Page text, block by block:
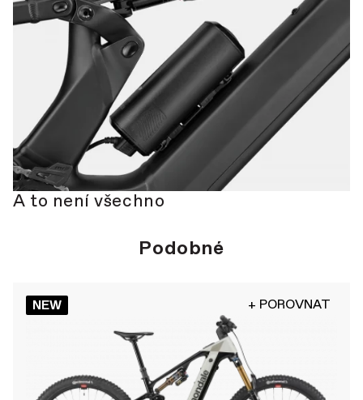
A to není všechno
Podobné
NEW + POROVNAT